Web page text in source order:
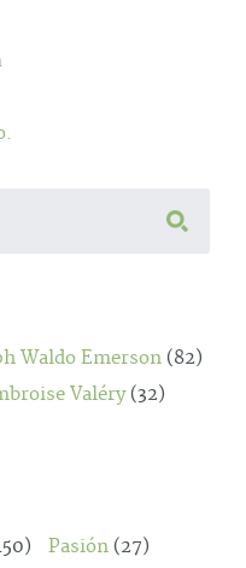
Waldo Emerson (82)
Valéry(32)
Pasión (27)